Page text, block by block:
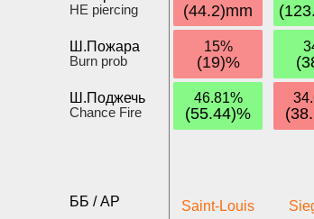
HE piercing
Ш.Пожара
Burn prob
Ш.Поджечь
Chance Fire
ББ / AP
(44.2)mm
15%
(19)%
46.81%
(55.44)%
Saint-Louis